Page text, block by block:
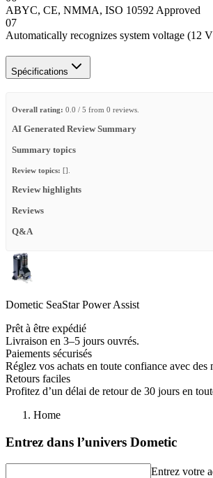
ABYC, CE, NMMA, ISO 10592 Approved
07
Automatically recognizes system voltage (12
Spécifications
Overall rating: 0.0 / 5 from 0 reviews.
AI Generated Review Summary
Summary topics
Review topics: [].
Review highlights
Reviews
Q&A
Dometic SeaStar Power Assist
Prêt à être expédié
Livraison en 3–5 jours ouvrés.
Paiements sécurisés
Réglez vos achats en toute confiance avec des
Retours faciles
Profitez d’un délai de retour de 30 jours en
Home
Entrez dans l’univers Dometic
Entrez votre